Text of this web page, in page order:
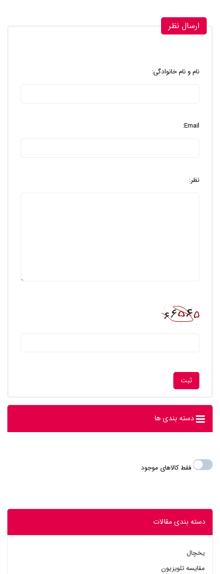
ارسال نظر
نام و نام خانوادگی:
Email:
نظر:
دسته بندی ها
فقط کالاهای موجود
دسته بندی مقالات
یخچال
مقایسه تلویزیون